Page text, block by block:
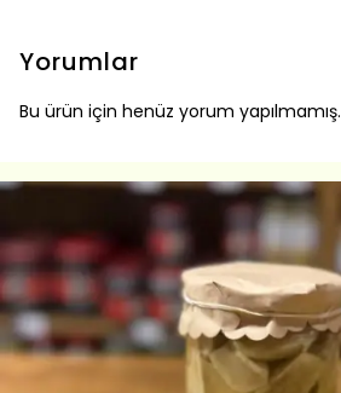
Yorumlar
Bu ürün için henüz yorum yapılmamış.